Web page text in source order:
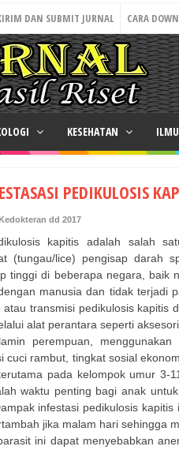
DAN SUBMIT JURNAL CARA
KESEHATAN
PEDIKULOSIS
dd 2017
kapitis adalah salah
(tungau/lice) pengisap darah
tinggi di beberapa negara,
manusia dan tidak terjadi
atau transmisi pedikulosis kapitis
alat perantara seperti
perempuan,
cuci rambut, tingkat sosial
pada kelompok umur 3-
waktu penting bagi anak
infestasi pedikulosis
jika malam hari sehingga
ini dapat menyebabkan